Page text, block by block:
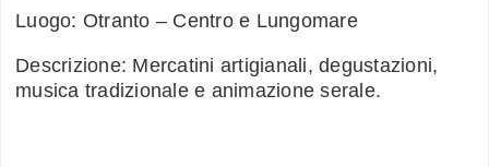
Luogo: Otranto – Centro e Lungomare
Descrizione: Mercatini artigianali, degustazioni,
musica tradizionale e animazione serale.